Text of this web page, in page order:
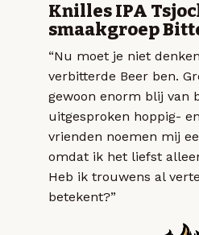
Knilles IPA
smaakgroep
“Nu moet je niet
verbitterde Beer ben.
gewoon enorm blij van
uitgesproken hoppig-
vrienden noemen mij
omdat ik het liefst
Heb ik trouwens al
betekent?”